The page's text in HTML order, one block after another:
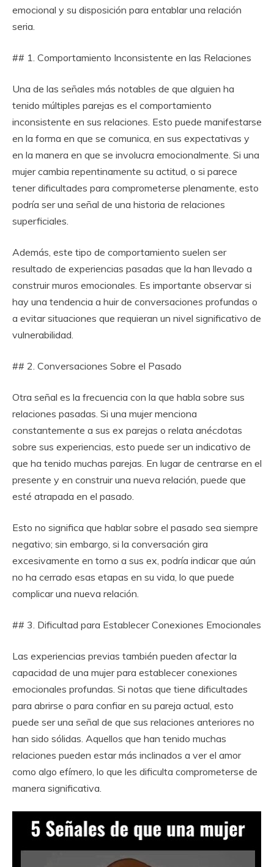
emocional y su disposición para entablar una relación
seria.
## 1. Comportamiento Inconsistente en las Relaciones
Una de las señales más notables de que alguien ha
tenido múltiples parejas es el comportamiento
inconsistente en sus relaciones. Esto puede manifestarse
en la forma en que se comunica, en sus expectativas y
en la manera en que se involucra emocionalmente. Si una
mujer cambia repentinamente su actitud, o si parece
tener dificultades para comprometerse plenamente, esto
podría ser una señal de una historia de relaciones
superficiales.
Además, este tipo de comportamiento suelen ser
resultado de experiencias pasadas que la han llevado a
construir muros emocionales. Es importante observar si
hay una tendencia a huir de conversaciones profundas o
a evitar situaciones que requieran un nivel significativo de
vulnerabilidad.
## 2. Conversaciones Sobre el Pasado
Otra señal es la frecuencia con la que habla sobre sus
relaciones pasadas. Si una mujer menciona
constantemente a sus ex parejas o relata anécdotas
sobre sus experiencias, esto puede ser un indicativo de
que ha tenido muchas parejas. En lugar de centrarse en el
presente y en construir una nueva relación, puede que
esté atrapada en el pasado.
Esto no significa que hablar sobre el pasado sea siempre
negativo; sin embargo, si la conversación gira
excesivamente en torno a sus ex, podría indicar que aún
no ha cerrado esas etapas en su vida, lo que puede
complicar una nueva relación.
## 3. Dificultad para Establecer Conexiones Emocionales
Las experiencias previas también pueden afectar la
capacidad de una mujer para establecer conexiones
emocionales profundas. Si notas que tiene dificultades
para abrirse o para confiar en su pareja actual, esto
puede ser una señal de que sus relaciones anteriores no
han sido sólidas. Aquellos que han tenido muchas
relaciones pueden estar más inclinados a ver el amor
como algo efímero, lo que les dificulta comprometerse de
manera significativa.